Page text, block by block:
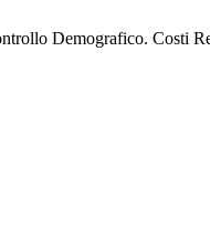
Demografico. Costi